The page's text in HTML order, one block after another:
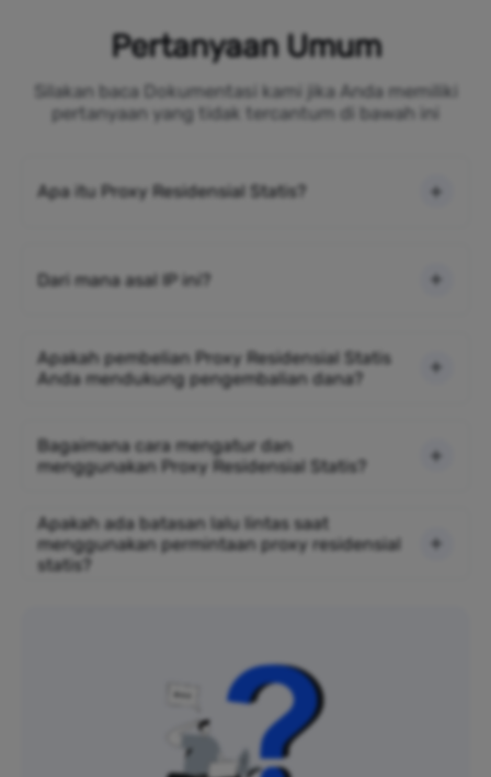
Pertanyaan Umum
Silakan baca Dokumentasi kami jika Anda memiliki
pertanyaan yang tidak tercantum di bawah ini
Apa itu Proxy Residensial Statis?
Dari mana asal IP ini?
Apakah pembelian Proxy Residensial Statis
Anda mendukung pengembalian dana?
Bagaimana cara mengatur dan
menggunakan Proxy Residensial Statis?
Apakah ada batasan lalu lintas saat
menggunakan permintaan proxy residensial
statis?